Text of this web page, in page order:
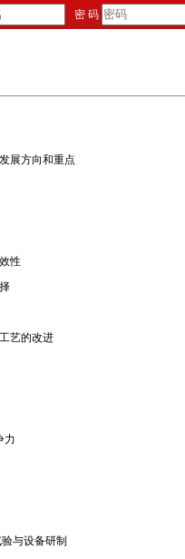
密 码
展方向和重点
性
艺的改进
力
与设备研制